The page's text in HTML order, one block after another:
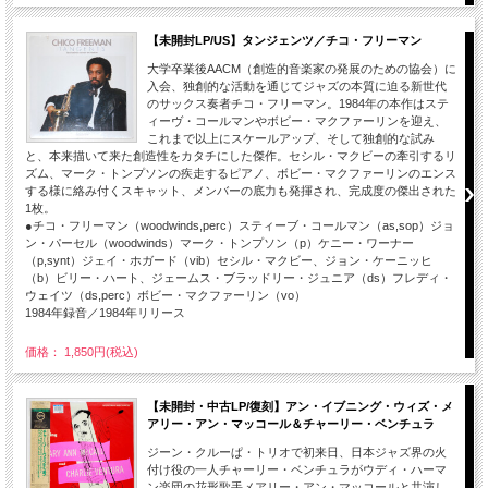
【未開封LP/US】タンジェンツ／チコ・フリーマン
大学卒業後AACM（創造的音楽家の発展のための協会）に
入会、独創的な活動を通じてジャズの本質に迫る新世代
のサックス奏者チコ・フリーマン。1984年の本作はステ
ィーヴ・コールマンやボビー・マクファーリンを迎え、
これまで以上にスケールアップ、そして独創的な試み
と、本来描いて来た創造性をカタチにした傑作。セシル・マクビーの牽引するリ
ズム、マーク・トンプソンの疾走するピアノ、ボビー・マクファーリンのエンス
する様に絡み付くスキャット、メンバーの底力も発揮され、完成度の傑出された
1枚。
●チコ・フリーマン（woodwinds,perc）スティーブ・コールマン（as,sop）ジョ
ン・パーセル（woodwinds）マーク・トンプソン（p）ケニー・ワーナー
（p,synt）ジェイ・ホガード（vib）セシル・マクビー、ジョン・ケーニッヒ
（b）ビリー・ハート、ジェームス・ブラッドリー・ジュニア（ds）フレディ・
ウェイツ（ds,perc）ボビー・マクファーリン（vo）
1984年録音／1984年リリース
価格： 1,850円(税込)
【未開封・中古LP/復刻】アン・イブニング・ウィズ・メ
アリー・アン・マッコール＆チャーリー・ベンチュラ
ジーン・クルーぱ・トリオで初来日、日本ジャズ界の火
付け役の一人チャーリー・ベンチュラがウディ・ハーマ